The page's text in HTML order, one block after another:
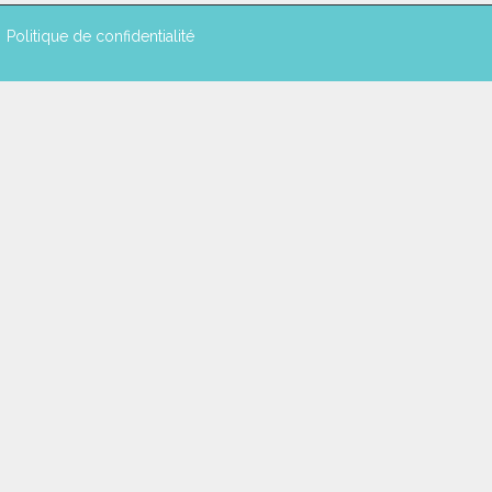
Politique de confidentialité